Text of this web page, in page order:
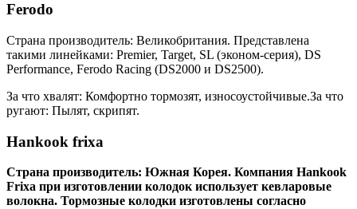
Ferodo
Страна производитель: Великобритания. Представлена
такими линейками: Premier, Target, SL (эконом-серия), DS
Performance, Ferodo Racing (DS2000 и DS2500).
За что хвалят: Комфортно тормозят, износоустойчивые.За что
ругают: Пылят, скрипят.
Hankook frixa
Страна производитель: Южная Корея. Компания Hankook
Frixa при изготовлении колодок использует кевларовые
волокна. Тормозные колодки изготовлены согласно